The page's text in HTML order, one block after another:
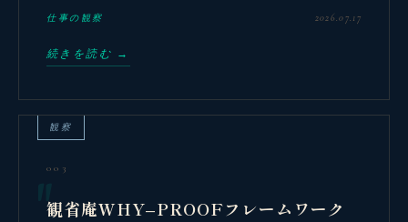
仕事の観察 2026.07.17
続きを読む →
観察
003
観省庵WHY–PROOFフレームワーク